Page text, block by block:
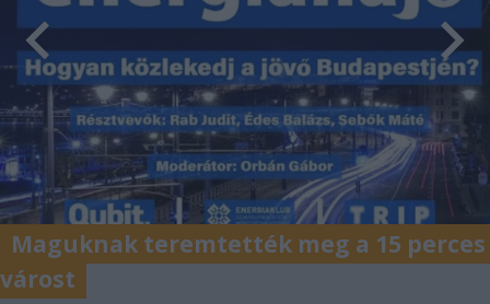
Maguknak teremtették meg a 15 perces
várost